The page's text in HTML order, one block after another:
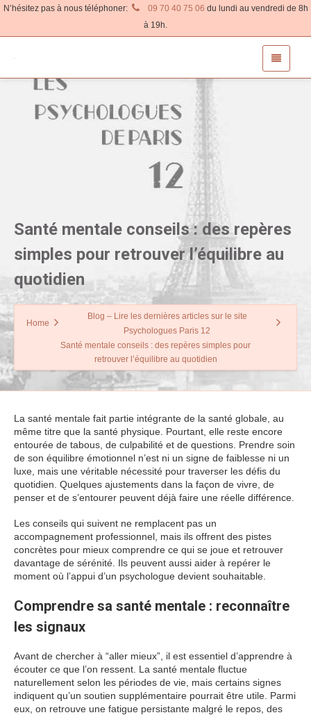
N’hésitez pas à nous téléphoner: 09 70 40 75 06 du lundi au vendredi de 8h
à 19h.
Santé mentale conseils : des repères
simples pour retrouver l’équilibre au
quotidien
Home
Blog – Lire les dernières articles sur le site
Psychologues Paris 12
Santé mentale conseils : des repères simples pour
retrouver l’équilibre au quotidien
La santé mentale fait partie intégrante de la santé globale, au
même titre que la santé physique. Pourtant, elle reste encore
entourée de tabous, de culpabilité et de questions. Prendre soin
de son équilibre émotionnel n’est ni un signe de faiblesse ni un
luxe, mais une véritable nécessité pour traverser les défis du
quotidien. Quelques ajustements dans la façon de vivre, de
penser et de s’entourer peuvent déjà faire une réelle différence.
Les conseils qui suivent ne remplacent pas un
accompagnement professionnel, mais ils offrent des pistes
concrètes pour mieux comprendre ce qui se joue et retrouver
davantage de sérénité. Ils peuvent aussi aider à repérer le
moment où l’appui d’un psychologue devient souhaitable.
Comprendre sa santé mentale : reconnaître
les signaux
Avant de chercher à “aller mieux”, il est essentiel d’apprendre à
écouter ce que l’on ressent. La santé mentale fluctue
naturellement selon les périodes de vie, mais certains signes
indiquent qu’un soutien supplémentaire pourrait être utile. Parmi
eux, on retrouve une fatigue persistante malgré le repos, des